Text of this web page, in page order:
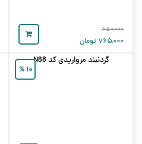
۸۵۰,۰۰۰
۷۶۵,۰۰۰ تومان
۱۰ %
گردنبند مرواریدی کد N68